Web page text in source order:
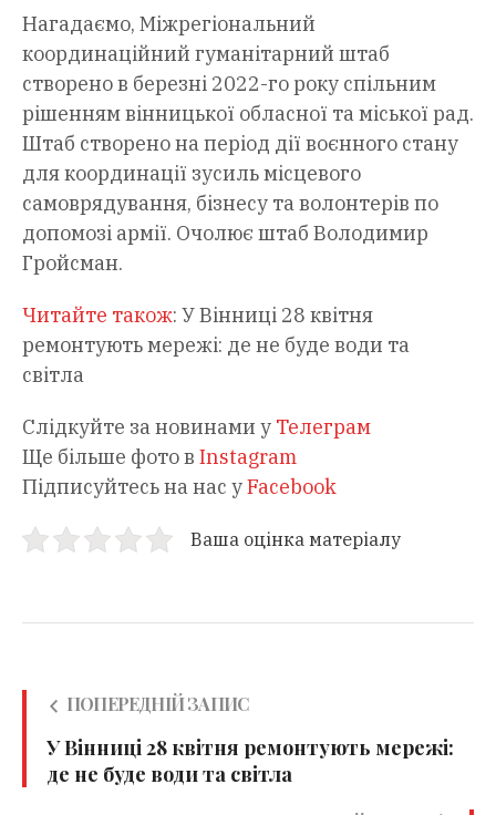
Нагадаємо, Міжрегіональний
координаційний гуманітарний штаб
створено в березні 2022-го року спільним
рішенням вінницької обласної та міської рад.
Штаб створено на період дії воєнного стану
для координації зусиль місцевого
самоврядування, бізнесу та волонтерів по
допомозі армії. Очолює штаб Володимир
Гройсман.
Читайте також: У Вінниці 28 квітня
ремонтують мережі: де не буде води та
світла
Слідкуйте за новинами у Телеграм
Ще більше фото в Instagram
Підписуйтесь на нас уFacebook
Ваша оцінка матеріалу
ПОПЕРЕДНІЙ ЗАПИС
У Вінниці 28 квітня ремонтують мережі:
де не буде води та світла